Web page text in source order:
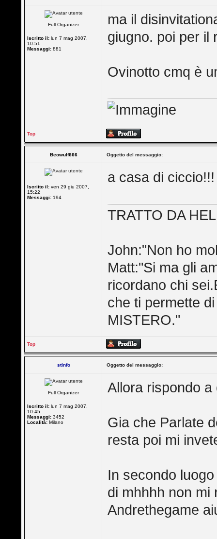
Full Organizer
Iscritto il: lun 7 mag 2007,
10:51
Messaggi: 881
ma il
giugno. poi per il
Ovinotto cmq è
Top
Beowulf666 Oggetto del messaggio:
Iscritto il: ven 29 giu 2007,
15:22
Messaggi: 194
a casa di ciccio!!!
TRATTO DA
John:"Non ho
Matt:"Si ma gli
ricordano chi
che ti permette
MISTERO."
Top
stinfo Oggetto del messaggio:
Full Organizer
Iscritto il: lun 7 mag 2007,
10:45
Messaggi: 3452
Località: Milano
Allora rispondo
Gia che Parlate
resta poi mi
In secondo
di mhhhh non mi
Andrethegame